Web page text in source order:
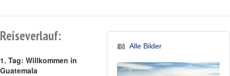
Alle Bilder
Reiseverlauf:
1. Tag: Willkommen in
Guatemala